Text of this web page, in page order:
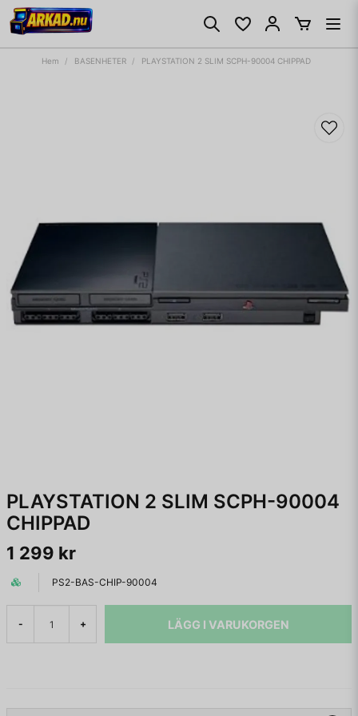
Hem BASENHETER PLAYSTATION 2 SLIM SCPH-90004 CHIPPAD
PLAYSTATION 2 SLIM SCPH-90004
CHIPPAD
1 299 kr
PS2-BAS-CHIP-90004
- + LÄGG I VARUKORGEN